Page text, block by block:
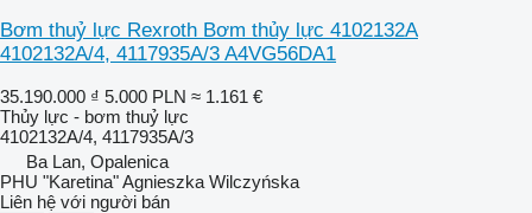
Bơm thuỷ lực Rexroth Bơm thủy lực 4102132A
4102132A/4, 4117935A/3 A4VG56DA1
35.190.000 ₫ 5.000 PLN ≈ 1.161 €
Thủy lực - bơm thuỷ lực
4102132A/4, 4117935A/3
Ba Lan, Opalenica
PHU "Karetina" Agnieszka Wilczyńska
Liên hệ với người bán